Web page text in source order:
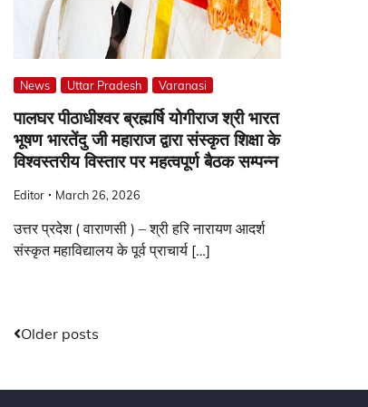
News Uttar Pradesh Varanasi
पालघर पीठाधीश्वर ब्रह्मर्षि योगीराज श्री भारत
भूषण भारतेंदु जी महाराज द्वारा संस्कृत शिक्षा के
विश्वस्तरीय विस्तार पर महत्वपूर्ण बैठक सम्पन्न
Editor March 26, 2026
उत्तर प्रदेश ( वाराणसी ) – श्री हरि नारायण आदर्श
संस्कृत महाविद्यालय के पूर्व प्राचार्य […]
Posts
Older posts